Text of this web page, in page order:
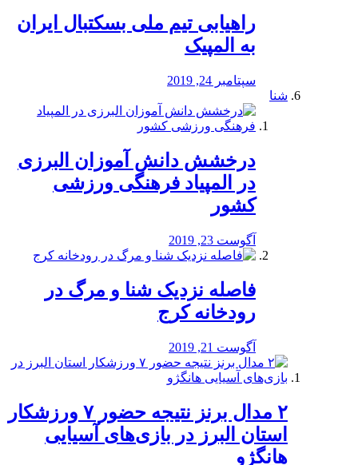
راهیابی تیم ملی بسکتبال ایران
به المپیک
سپتامبر 24, 2019
شنا
درخشش دانش آموزان البرزی
در المپیاد فرهنگی ورزشی
کشور
آگوست 23, 2019
️فاصله نزدیک شنا و مرگ در
رودخانه کرج
آگوست 21, 2019
۲ مدال برنز نتیجه حضور ۷ ورزشکار
استان البرز در بازی‌های آسیایی
هانگژو